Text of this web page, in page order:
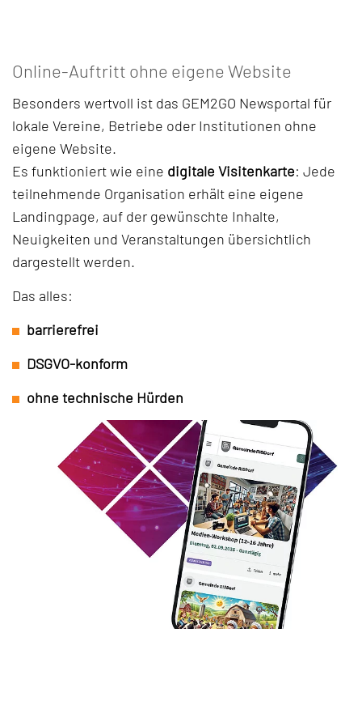
Online-Auftritt ohne eigene Website
Besonders wertvoll ist das GEM2GO Newsportal für
lokale Vereine, Betriebe oder Institutionen ohne
eigene Website.
Es funktioniert wie eine digitale Visitenkarte: Jede
teilnehmende Organisation erhält eine eigene
Landingpage, auf der gewünschte Inhalte,
Neuigkeiten und Veranstaltungen übersichtlich
dargestellt werden.
Das alles:
barrierefrei
DSGVO-konform
ohne technische Hürden